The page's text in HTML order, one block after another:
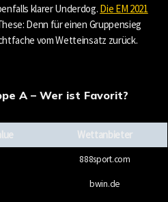
klarer Underdog. Die EM 2021
Denn für einen Gruppensieg
vom Wetteinsatz zurück.
A – Wer ist Favorit?
Wettanbieter
888sport.com
bwin.de